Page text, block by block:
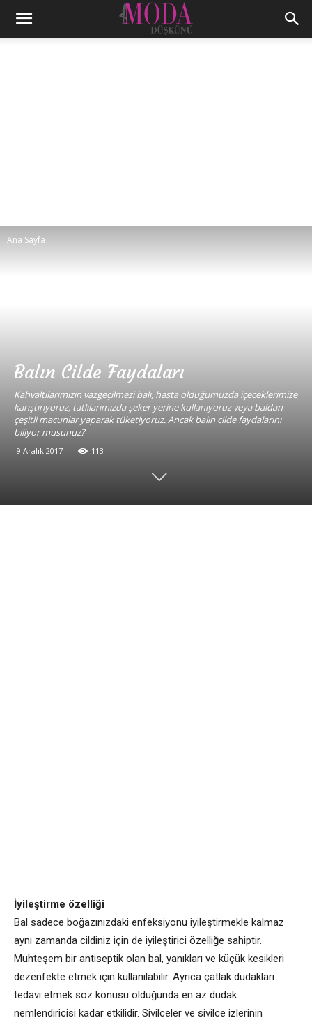
Ana Sayfa
Balın Cilde Faydaları
Kahvaltılarımızın vazgeçilmezi balı, hasta olduğumuzda içeceklerimize
karıştırıyoruz, tatlılarımızda şeker yerine kullanıyoruz veya baldan
çeşitli macunlar yaparak tüketiyoruz. Ancak balın cilde faydalarını
biliyor musunuz?
9 Aralık 2017 113
İyileştirme özelliği
Bal sadece boğazınızdaki enfeksiyonu iyileştirmekle kalmaz
aynı zamanda cildiniz için de iyileştirici özelliğe sahiptir.
Muhteşem bir antiseptik olan bal, yanıkları ve küçük kesikleri
dezenfekte etmek için kullanılabilir. Ayrıca çatlak dudakları
tedavi etmek söz konusu olduğunda en az dudak
nemlendiricisi kadar etkilidir. Sivilceler ve sivilce izlerinin